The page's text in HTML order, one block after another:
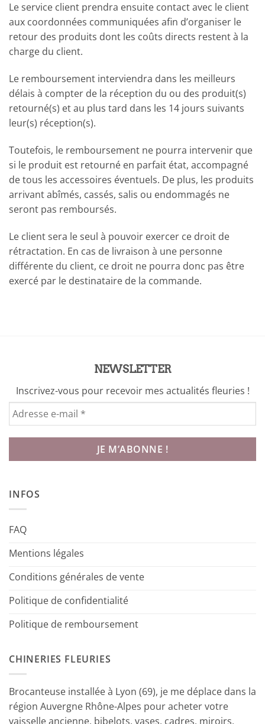
Le service client prendra ensuite contact avec le client
aux coordonnées communiquées afin d’organiser le
retour des produits dont les coûts directs restent à la
charge du client.
Le remboursement interviendra dans les meilleurs
délais à compter de la réception du ou des produit(s)
retourné(s) et au plus tard dans les 14 jours suivants
leur(s) réception(s).
Toutefois, le remboursement ne pourra intervenir que
si le produit est retourné en parfait état, accompagné
de tous les accessoires éventuels. De plus, les produits
arrivant abîmés, cassés, salis ou endommagés ne
seront pas remboursés.
Le client sera le seul à pouvoir exercer ce droit de
rétractation. En cas de livraison à une personne
différente du client, ce droit ne pourra donc pas être
exercé par le destinataire de la commande.
NEWSLETTER
Inscrivez-vous pour recevoir mes actualités fleuries !
INFOS
FAQ
Mentions légales
Conditions générales de vente
Politique de confidentialité
Politique de remboursement
CHINERIES FLEURIES
Brocanteuse installée à Lyon (69), je me déplace dans la
région Auvergne Rhône-Alpes pour acheter votre
vaisselle ancienne, bibelots, vases, cadres, miroirs,